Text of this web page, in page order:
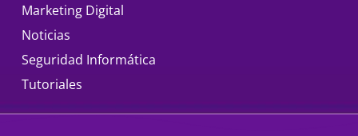
Marketing Digital
Noticias
Seguridad Informática
Tutoriales